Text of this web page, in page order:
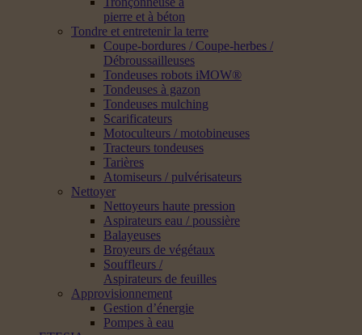
pierre et à béton
Tondre et entretenir la terre
Coupe-bordures / Coupe-herbes /
Débroussailleuses
Tondeuses robots iMOW®
Tondeuses à gazon
Tondeuses mulching
Scarificateurs
Motoculteurs / motobineuses
Tracteurs tondeuses
Tarières
Atomiseurs / pulvérisateurs
Nettoyer
Nettoyeurs haute pression
Aspirateurs eau / poussière
Balayeuses
Broyeurs de végétaux
Souffleurs /
Aspirateurs de feuilles
Approvisionnement
Gestion d’énergie
Pompes à eau